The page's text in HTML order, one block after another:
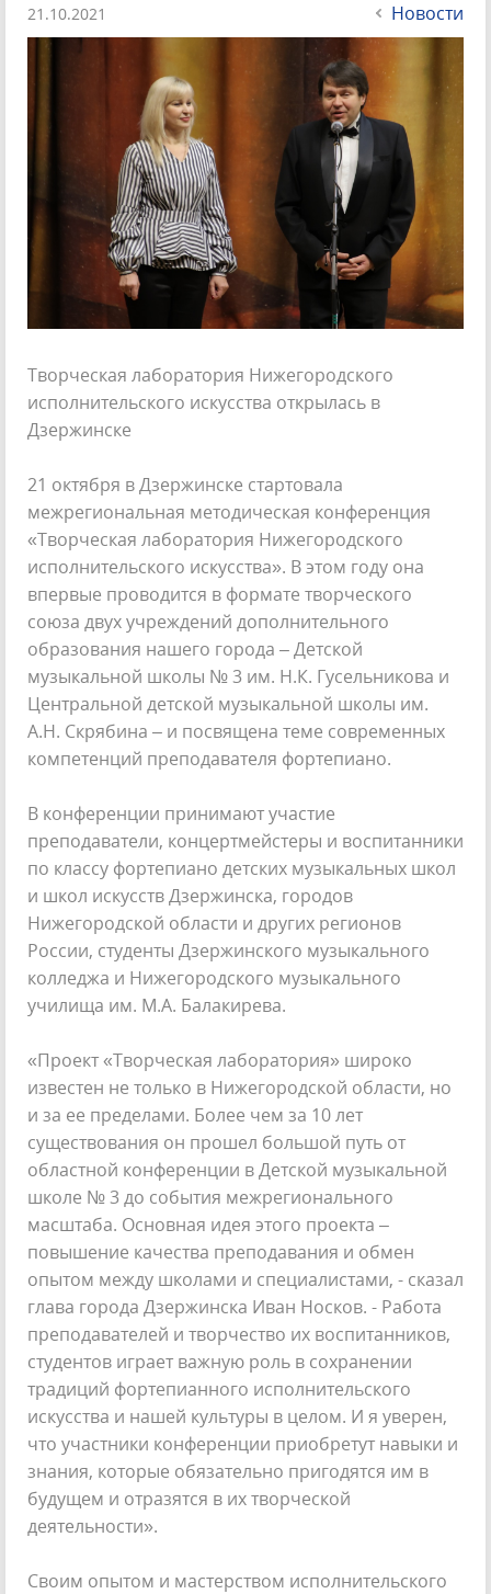
21.10.2021 Новости
Творческая лаборатория Нижегородского
исполнительского искусства открылась в
Дзержинске
21 октября в Дзержинске стартовала
межрегиональная методическая конференция
«Творческая лаборатория Нижегородского
исполнительского искусства». В этом году она
впервые проводится в формате творческого
союза двух учреждений дополнительного
образования нашего города – Детской
музыкальной школы № 3 им. Н.К. Гусельникова и
Центральной детской музыкальной школы им.
А.Н. Скрябина – и посвящена теме современных
компетенций преподавателя фортепиано.
В конференции принимают участие
преподаватели, концертмейстеры и воспитанники
по классу фортепиано детских музыкальных школ
и школ искусств Дзержинска, городов
Нижегородской области и других регионов
России, студенты Дзержинского музыкального
колледжа и Нижегородского музыкального
училища им. М.А. Балакирева.
«Проект «Творческая лаборатория» широко
известен не только в Нижегородской области, но
и за ее пределами. Более чем за 10 лет
существования он прошел большой путь от
областной конференции в Детской музыкальной
школе № 3 до события межрегионального
масштаба. Основная идея этого проекта –
повышение качества преподавания и обмен
опытом между школами и специалистами, - сказал
глава города Дзержинска Иван Носков. - Работа
преподавателей и творчество их воспитанников,
студентов играет важную роль в сохранении
традиций фортепианного исполнительского
искусства и нашей культуры в целом. И я уверен,
что участники конференции приобретут навыки и
знания, которые обязательно пригодятся им в
будущем и отразятся в их творческой
деятельности».
Своим опытом и мастерством исполнительского